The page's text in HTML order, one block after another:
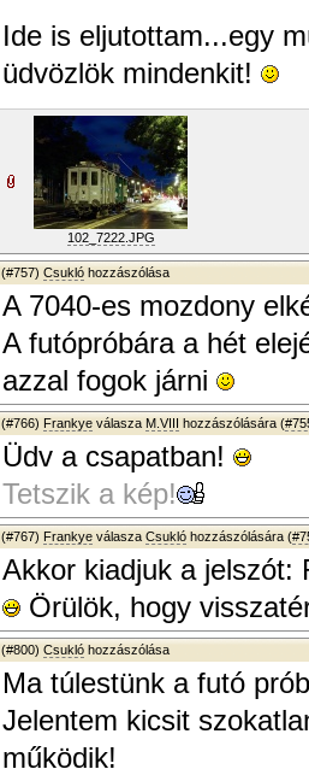
Ide is eljutottam...egy
üdvözlök mindenkit!
102_7222.JPG
(#757) Csukló hozzászólása
A 7040-es mozdony
A futópróbára a hét
azzal fogok járni
(#766) Frankye válasza M.VIII hozzászólására (
Üdv a csapatban!
Tetszik a kép!
(#767) Frankye válasza Csukló hozzászólására (
Akkor kiadjuk a jelszót:
Örülök, hogy
(#800) Csukló hozzászólása
Ma túlestünk a futó
Jelentem kicsit
működik!